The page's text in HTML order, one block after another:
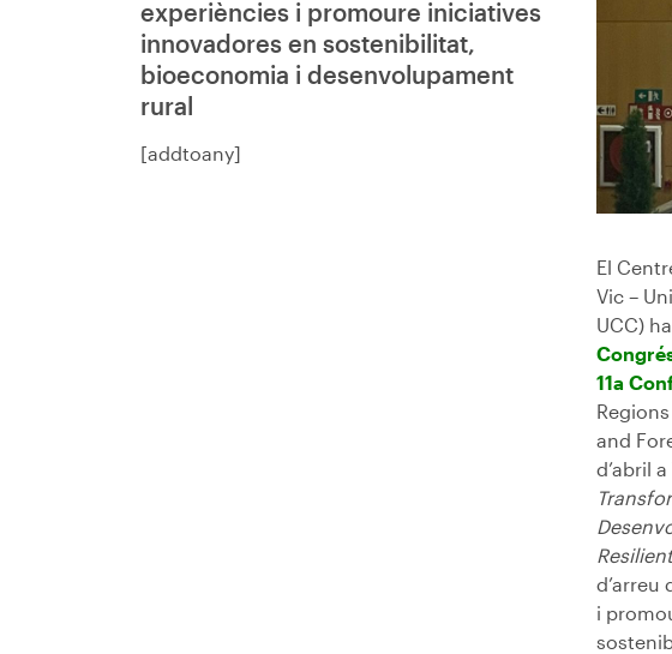
experiències i promoure iniciatives
innovadores en sostenibilitat,
bioeconomia i desenvolupament
rural
[addtoany]
El
Vic –
UCC)
11a
and
d’abril
d’arreu
i